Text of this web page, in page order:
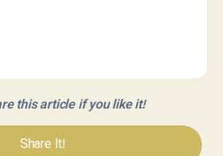
this article if you like it!
Share It!